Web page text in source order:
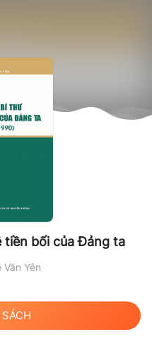
tiền bối của Đảng ta
Văn Yên